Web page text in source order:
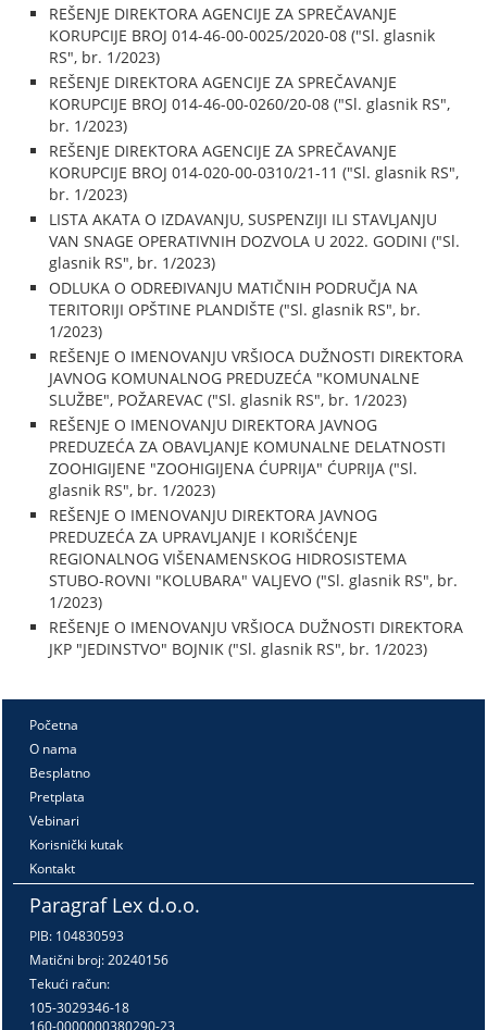
REŠENJE DIREKTORA AGENCIJE ZA SPREČAVANJE
KORUPCIJE BROJ 014-46-00-0025/2020-08 ("Sl. glasnik
RS", br. 1/2023)
REŠENJE DIREKTORA AGENCIJE ZA SPREČAVANJE
KORUPCIJE BROJ 014-46-00-0260/20-08 ("Sl. glasnik RS",
br. 1/2023)
REŠENJE DIREKTORA AGENCIJE ZA SPREČAVANJE
KORUPCIJE BROJ 014-020-00-0310/21-11 ("Sl. glasnik RS",
br. 1/2023)
LISTA AKATA O IZDAVANJU, SUSPENZIJI ILI STAVLJANJU
VAN SNAGE OPERATIVNIH DOZVOLA U 2022. GODINI ("Sl.
glasnik RS", br. 1/2023)
ODLUKA O ODREĐIVANJU MATIČNIH PODRUČJA NA
TERITORIJI OPŠTINE PLANDIŠTE ("Sl. glasnik RS", br.
1/2023)
REŠENJE O IMENOVANJU VRŠIOCA DUŽNOSTI DIREKTORA
JAVNOG KOMUNALNOG PREDUZEĆA "KOMUNALNE
SLUŽBE", POŽAREVAC ("Sl. glasnik RS", br. 1/2023)
REŠENJE O IMENOVANJU DIREKTORA JAVNOG
PREDUZEĆA ZA OBAVLJANJE KOMUNALNE DELATNOSTI
ZOOHIGIJENE "ZOOHIGIJENA ĆUPRIJA" ĆUPRIJA ("Sl.
glasnik RS", br. 1/2023)
REŠENJE O IMENOVANJU DIREKTORA JAVNOG
PREDUZEĆA ZA UPRAVLJANJE I KORIŠĆENJE
REGIONALNOG VIŠENAMENSKOG HIDROSISTEMA
STUBO-ROVNI "KOLUBARA" VALJEVO ("Sl. glasnik RS", br.
1/2023)
REŠENJE O IMENOVANJU VRŠIOCA DUŽNOSTI DIREKTORA
JKP "JEDINSTVO" BOJNIK ("Sl. glasnik RS", br. 1/2023)
Početna
O nama
Besplatno
Pretplata
Vebinari
Korisnički kutak
Kontakt
Paragraf Lex d.o.o.
PIB: 104830593
Matični broj: 20240156
Tekući račun:
105-3029346-18
160-0000000380290-23